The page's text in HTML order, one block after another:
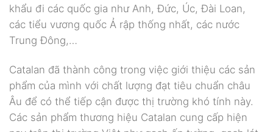
khẩu đi các quốc gia như Anh, Đức, Úc, Đài Loan,
các tiểu vương quốc Ả rập thống nhất, các nước
Trung Đông,…
Catalan đã thành công trong việc giới thiệu các sản
phẩm của mình với chất lượng đạt tiêu chuẩn châu
Âu để có thể tiếp cận được thị trường khó tính này.
Các sản phẩm thương hiệu Catalan cung cấp hiện